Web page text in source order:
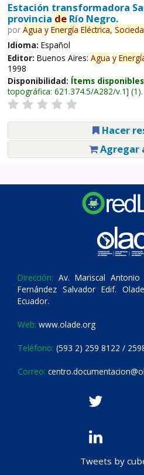
Estación transformadora
provincia deRío Negro.
por Agua y Energía Eléctrica,
Idioma: Español
Editor: Buenos Aires: Agua y
1998
Disponibilidad: Ítems
topográfica: 621.374.5/A282/v.1 (1).
Hacer
Agregar
Dirección: Av. Mariscal
Fernández Salvador Edif.
Ecuador.
Web: www.olade.org
Teléfono: (593 2) 259 8122 /
Correo:
Tweets by